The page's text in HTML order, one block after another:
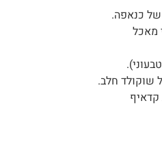
של כנאפה.
מאכל
שוקולד חלב.
קדאיף